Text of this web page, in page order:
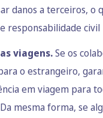
danos a terceiros, o
responsabilidade civil
viagens.Se os
o estrangeiro,
em viagem para
mesma forma, se